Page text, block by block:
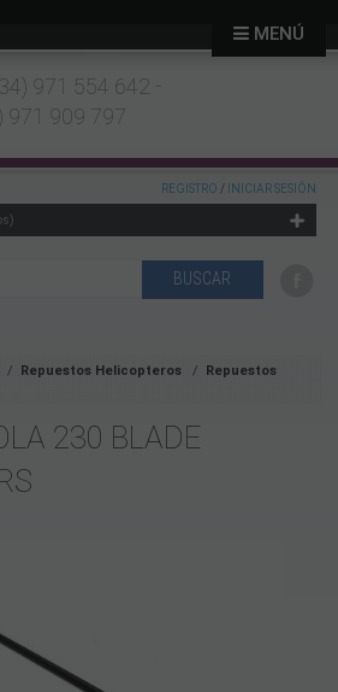
971 554 642 -
971 909 797
REGISTRO / INICIAR SESIÓN
MENÚ
Repuestos Helicopteros
Repuestos
230 BLADE